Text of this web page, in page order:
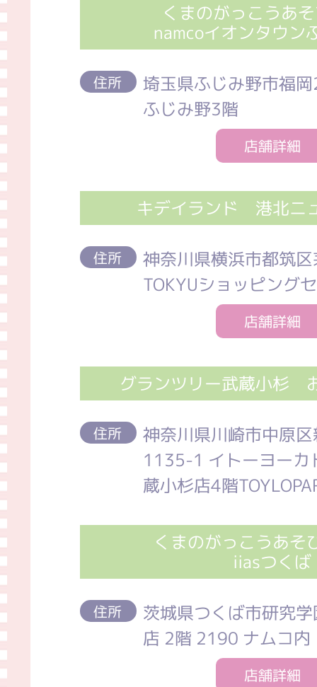
くまのがっこうあ
namcoイオンタウン
住所
埼玉県ふじみ野市福
ふじみ野3階
店舗詳細
キデイランド 港北ニ
住所
神奈川県横浜市都筑
TOKYUショッピング
店舗詳細
グランツリー武蔵小杉
住所
神奈川県川崎市中原
1135-1 イトーヨーカ
蔵小杉店4階
くまのがっこうあそ
iiasつくば
住所
茨城県つくば市研究
店 2階 2190 ナムコ内
店舗詳細